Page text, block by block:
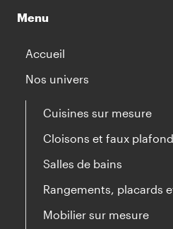
Menu
Accueil
Nos univers
Cuisines sur mesure
Cloisons et faux
Salles de bains
Rangements, placards
Mobilier sur mesure